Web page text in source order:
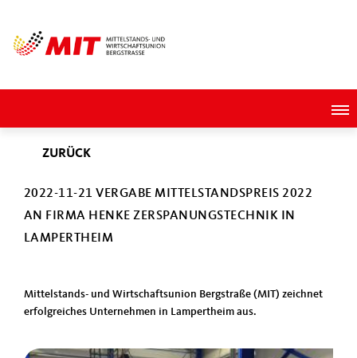
ZURÜCK
2022-11-21 VERGABE MITTELSTANDSPREIS 2022
AN FIRMA HENKE ZERSPANUNGSTECHNIK IN
LAMPERTHEIM
Mittelstands- und Wirtschaftsunion Bergstraße (MIT) zeichnet
erfolgreiches Unternehmen in Lampertheim aus.